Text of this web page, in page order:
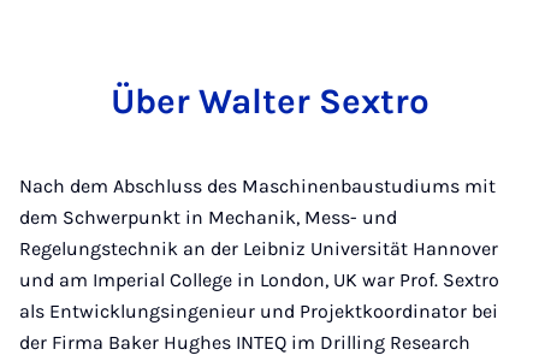
Über Walter Sextro
Nach dem Abschluss des Maschinenbaustudiums mit
dem Schwerpunkt in Mechanik, Mess- und
Regelungstechnik an der Leibniz Universität Hannover
und am Imperial College in London, UK war Prof. Sextro
als Entwicklungsingenieur und Projektkoordinator bei
der Firma Baker Hughes INTEQ im Drilling Research